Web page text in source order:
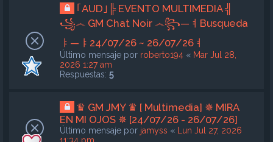
｢AUD｣╠ EVENTO MULTIMEDIA ╣
꧁෴ GM Chat Noir ෴꧂—ㅕBusqueda
ㅑ—ㅑ24/07/26 ~ 26/07/26ㅕ
Último mensaje por roberto194 « Mar Jul 28,
2026 1:27 am
Respuestas: 5
♛ GM JMY ♛ [ Multimedia] ✵ MIRA
EN MI OJOS ✵ [24/07/26 - 26/07/26]
Último mensaje por jamyss «
Lun Jul 27, 2026